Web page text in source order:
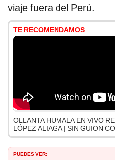
viaje fuera del Perú.
TE RECOMENDAMOS
OLLANTA HUMALA EN VIVO
LÓPEZ ALIAGA | SIN GUION
PUEDES VER: